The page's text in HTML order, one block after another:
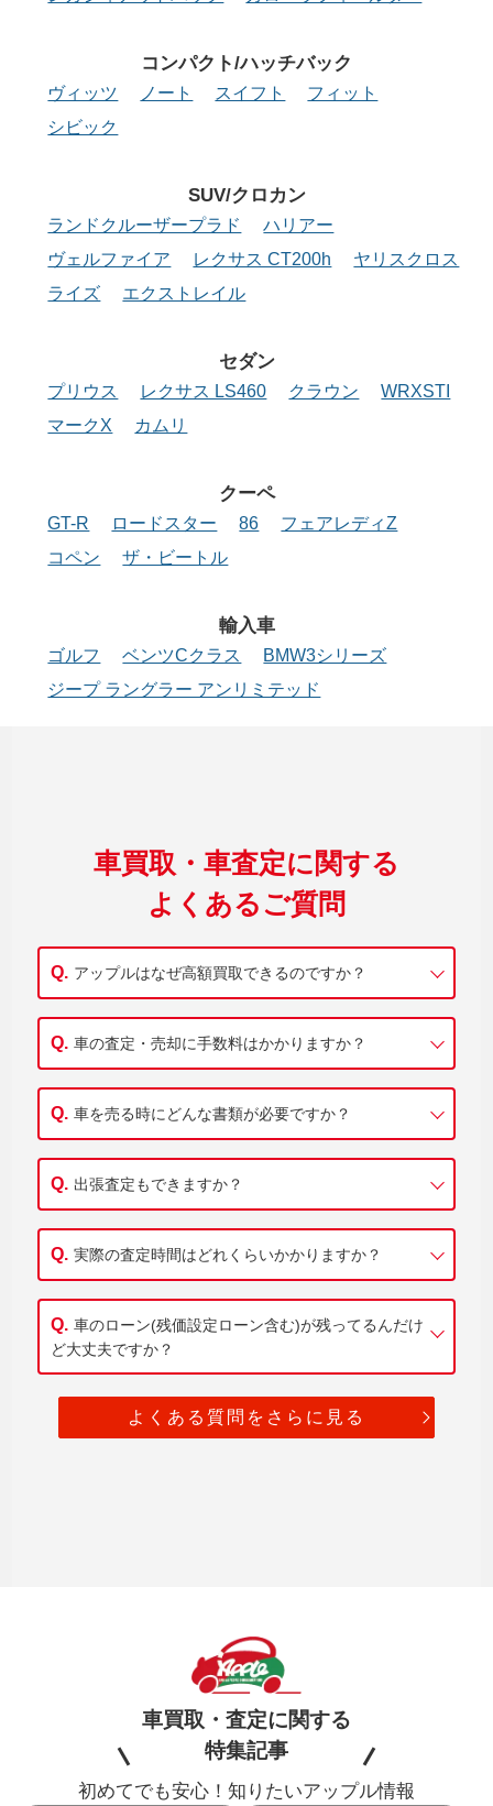
コンパクト/ハッチバック
ヴィッツ ノート スイフト
フィット
シビック
SUV/クロカン
ランドクルーザープラド
ハリアー
ヴェルファイア
レクサス CT200h
ヤリスクロス
ライズ
エクストレイル
セダン
プリウス レクサス LS460 クラウン
WRXSTI
マークX
カムリ
クーペ
GT-R ロードスター 86
フェアレディZ
コペン
ザ・ビートル
輸入車
ゴルフ ベンツCクラス
BMW3シリーズ
ジープ ラングラー アンリミテッド
車買取・車査定に関する
よくあるご質問
アップルはなぜ高額買取できるのですか？
車の査定・売却に手数料はかかりますか？
車を売る時にどんな書類が必要ですか？
出張査定もできますか？
実際の査定時間はどれくらいかかりますか？
車のローン(残価設定ローン含む)が残ってるんだけ
ど大丈夫ですか？
よくある質問をさらに見る
車買取・査定に関する
特集記事
初めてでも安心！知りたいアップル情報